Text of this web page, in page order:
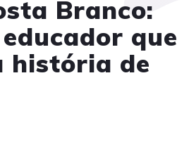
Branco:
que
história de